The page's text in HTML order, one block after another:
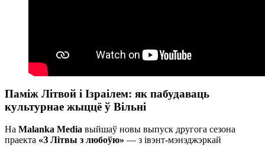
Паміж Літвой і Ізраілем: як пабудаваць
культурнае жыццё ў Вільні
На Malanka Media выйшаў новы выпуск другога сезона
праекта «З Літвы з любоўю» — з івэнт-мэнэджэркай